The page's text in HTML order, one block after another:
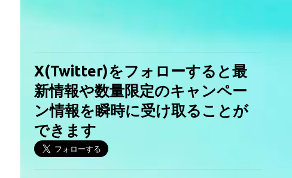
X(Twitter)をフォローすると最
新情報や数量限定のキャンペー
ン情報を瞬時に受け取ることが
できます